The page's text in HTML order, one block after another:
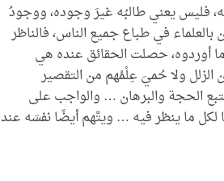
فليس يعني طالبُه غيرَ وجوده، ووجودُ
في طباع جميع الناس، فالناظر
أوردوه، حصلت الحقائق عنده هي
الزلل ولا حُميَ عِلْمُهم من التقصير
الحجة والبرهان … والواجب على
لكل ما ينظر فيه … ويتَّهم أيضًا نفسَه عند